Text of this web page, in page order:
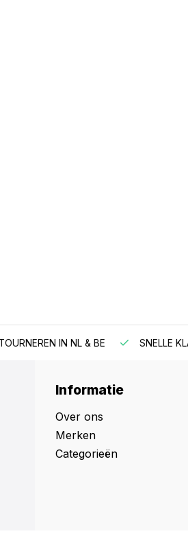
IN NL & BE SNELLE
Informatie
Over ons
Merken
Categorieën